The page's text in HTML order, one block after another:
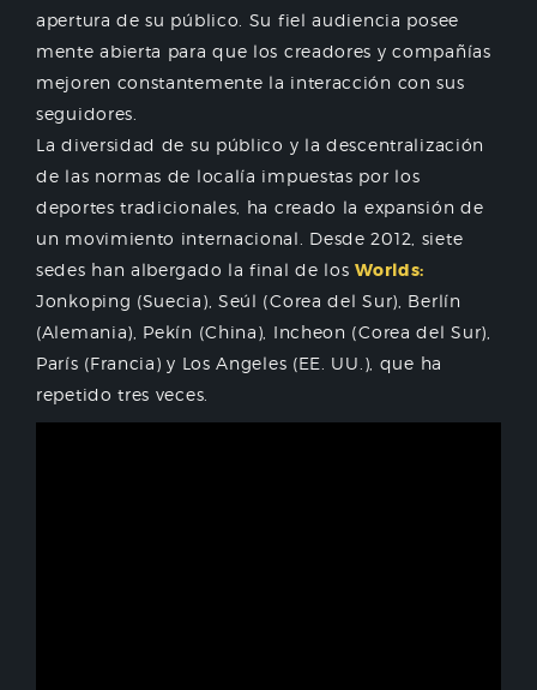
apertura de su público. Su fiel audiencia posee
mente abierta para que los creadores y compañías
mejoren constantemente la interacción con sus
seguidores.
La diversidad de su público y la descentralización
de las normas de localía impuestas por los
deportes tradicionales, ha creado la expansión de
un movimiento internacional. Desde 2012, siete
sedes han albergado la final de losWorlds:
Jonkoping (Suecia), Seúl (Corea del Sur), Berlín
(Alemania), Pekín (China), Incheon (Corea del Sur),
París (Francia) y Los Angeles (EE. UU.), que ha
repetido tres veces.